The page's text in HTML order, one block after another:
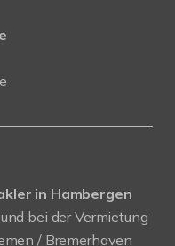
in Hambergen
bei der Vermietung
/ Bremerhaven